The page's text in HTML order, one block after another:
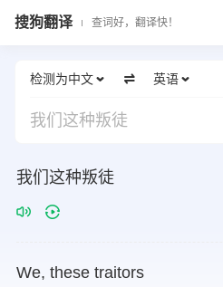
搜狗翻译 查词好，翻译快！
检测为中文 英语
我们这种叛徒
我们这种叛徒
We, these traitors